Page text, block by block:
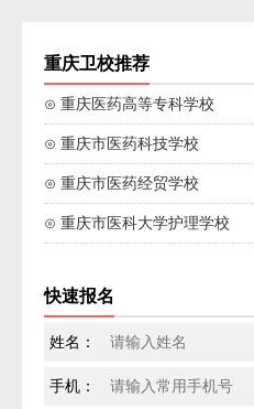
重庆卫校推荐
⊙ 重庆医药高等专科学校
⊙ 重庆市医药科技学校
⊙ 重庆市医药经贸学校
⊙ 重庆市医科大学护理学校
快速报名
姓名：
手机：